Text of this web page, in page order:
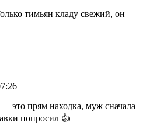
тимьян кладу свежий, он
это прям находка, муж сначала
попросил 👍